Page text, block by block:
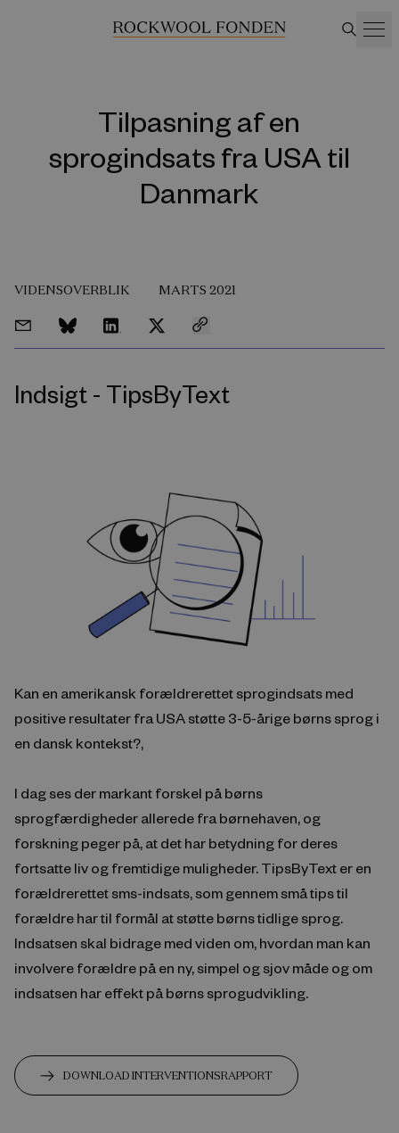
Tilpasning af en
sprogindsats fra USA til
Danmark
VIDENSOVERBLIK MARTS 2021
Indsigt - TipsByText
Kan en amerikansk forældrerettet sprogindsats med
positive resultater fra USA støtte 3-5-årige børns sprog i
en dansk kontekst?,
I dag ses der markant forskel på børns
sprogfærdigheder allerede fra børnehaven, og
forskning peger på, at det har betydning for deres
fortsatte liv og fremtidige muligheder. TipsByText er en
forældrerettet sms-indsats, som gennem små tips til
forældre har til formål at støtte børns tidlige sprog.
Indsatsen skal bidrage med viden om, hvordan man kan
involvere forældre på en ny, simpel og sjov måde og om
indsatsen har effekt på børns sprogudvikling.
DOWNLOAD INTERVENTIONSRAPPORT